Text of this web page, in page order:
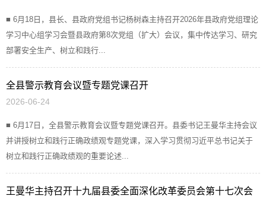
■ 6月18日，县长、县政府党组书记杨树森主持召开2026年县政府党组理论
学习中心组学习会暨县政府第8次党组（扩大）会议，集中传达学习、研究
部署安全生产、树立和践行...
全县警示教育会议暨专题党课召开
2026-06-24
■ 6月17日，全县警示教育会议暨专题党课召开。县委书记王曼华主持会议
并讲授树立和践行正确政绩观专题党课，深入学习贯彻习近平总书记关于
树立和践行正确政绩观的重要论述...
王曼华主持召开十九届县委全面深化改革委员会第十七次会